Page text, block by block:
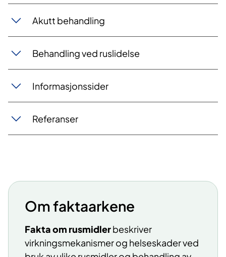
Akutt behandling
Behandling ved ruslidelse
Informasjonssider
Referanser
Om faktaarkene
​​Fakta om rusmidlerbeskriver
virkningsmekanismer og helseskader ved